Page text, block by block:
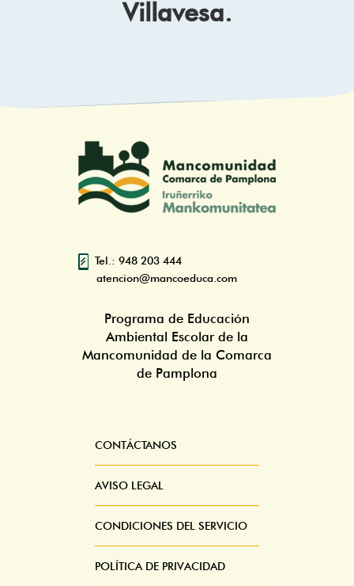
Villavesa.
Tel.: 948 203 444
atencion@mancoeduca.com
Programa de Educación
Ambiental Escolar de la
Mancomunidad de la Comarca
de Pamplona
Pie
Menú
CONTÁCTANOS
AVISO LEGAL
CONDICIONES DEL SERVICIO
POLÍTICA DE PRIVACIDAD